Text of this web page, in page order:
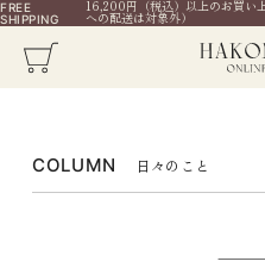
FREE
SHIPPING
16,200円（税込）以上のお買い
への配送は対象外）
COLUMN 日々のこと